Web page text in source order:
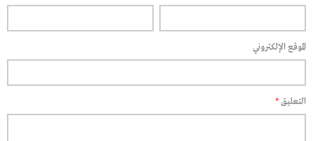
الموقع الإلكتروني
التعليق*